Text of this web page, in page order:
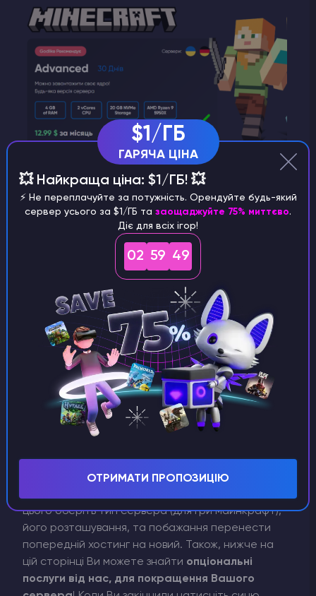
5) Оберіть тариф котрий Вам сподобався та
натисніть кнопку "Тест 3 днів".
(щомісячний, щоквартальний тощо), бо після 3
днів випробування, Вам буде потрібно платити
цього оберіть тип сервера (для гри майнкрафт),
його розташування, та побажання перенести
попередній хостинг на новий. Також, нижче на
цій сторінці Ви можете знайти опціональні
послуги від нас, для покращення Вашого
$1/ГБ
ГАРЯЧА ЦІНА
💥 Найкраща ціна: $1/ГБ! 💥
⚡️ Не переплачуйте за потужність. Орендуйте будь-який
сервер усього за $1/ГБ та заощаджуйте 75% миттєво.
Діє для всіх ігор!
02 59 48
ОТРИМАТИ ПРОПОЗИЦІЮ